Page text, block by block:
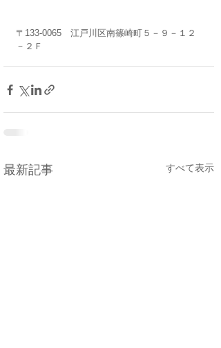
〒133-0065　江戸川区南篠崎町５－９－１２
－２Ｆ
最新記事 すべて表示